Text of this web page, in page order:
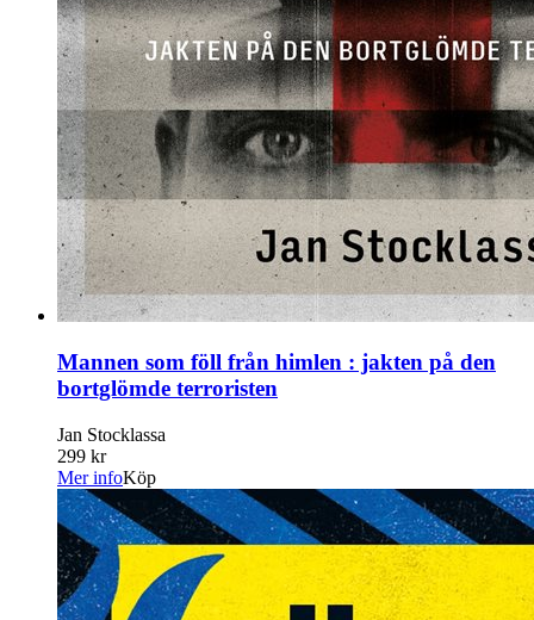
Mannen som föll från himlen : jakten på den
bortglömde terroristen
Jan Stocklassa
299 kr
Mer infoKöp